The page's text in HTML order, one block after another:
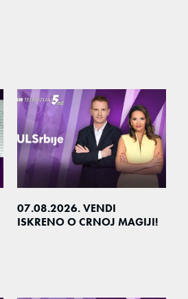
07.08.2026. VENDI
ISKRENO O CRNOJ MAGIJI!